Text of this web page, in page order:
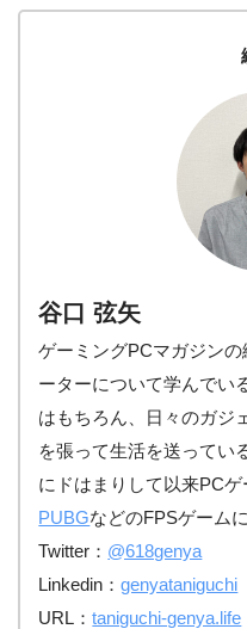
谷口 弦矢
ゲーミングPCマガジン
ーターについて学んでい
はもちろん、日々のガジ
を張って生活を送ってい
にドはまりして以来PC
PUBGなどのFPSゲーム
Twitter： @618genya
Linkedin：genyataniguchi
URL：taniguchi-genya.life